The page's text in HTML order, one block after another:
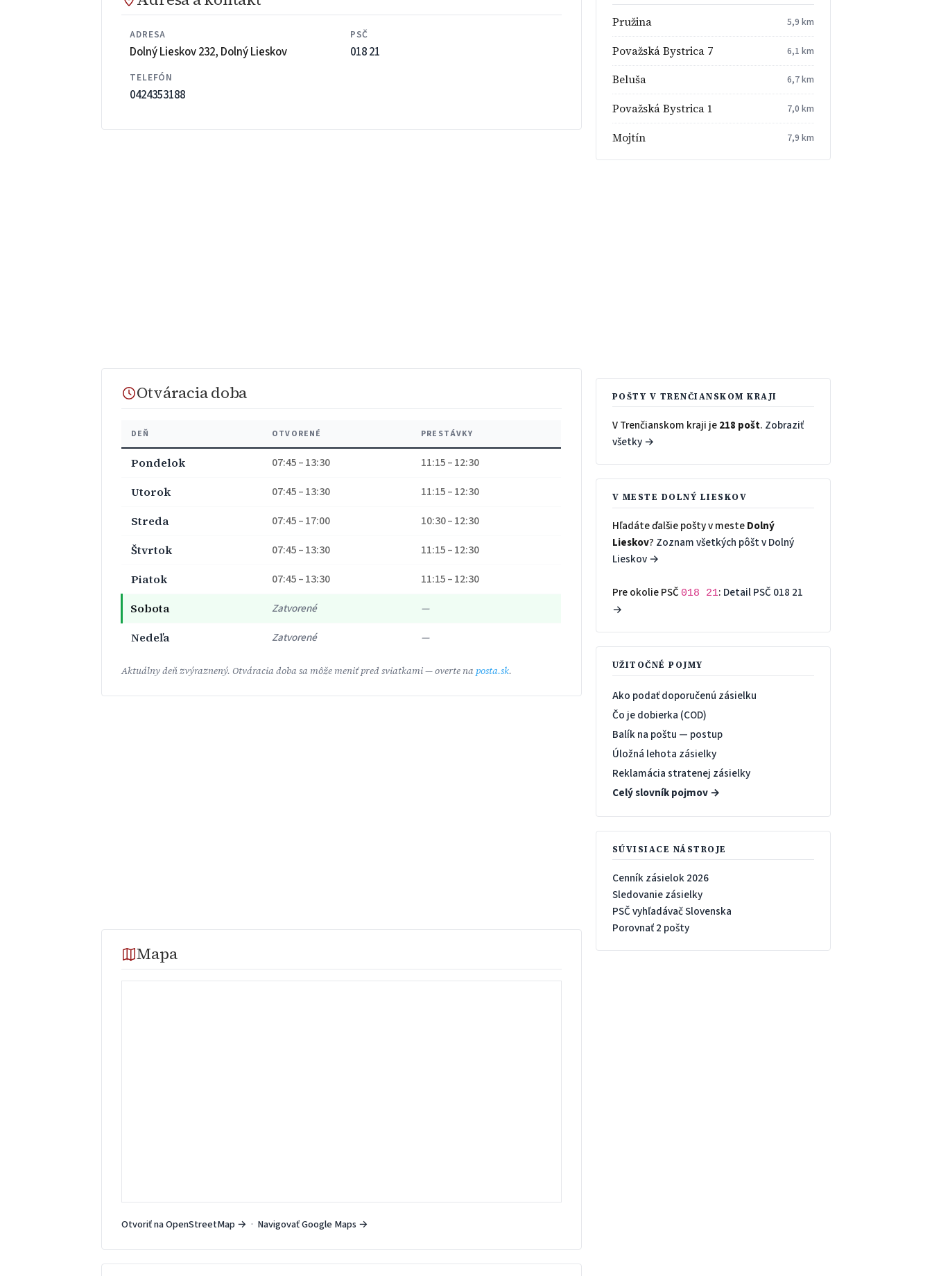
ADRESA
Dolný Lieskov 232, Dolný Lieskov
PSČ
018 21
TELEFÓN
0424353188
Otváracia doba
DEŇ OTVORENÉ PRESTÁVKY
Pondelok 07:45 – 13:30
11:15 – 12:30
Utorok
07:45 – 13:30
11:15 – 12:30
Streda
07:45 – 17:00
10:30 – 12:30
Štvrtok
07:45 – 13:30
11:15 – 12:30
Piatok
07:45 – 13:30
11:15 – 12:30
Sobota
Zatvorené
—
Nedeľa
Zatvorené —
Aktuálny deň zvýraznený. Otváracia doba sa môže meniť pred sviatkami — overte na posta.sk.
Mapa
Otvoriť na OpenStreetMap → · Navigovať Google Maps →
Pružina 5,9 km
Považská Bystrica 7 6,1 km
Beluša 6,7 km
Považská Bystrica 1 7,0 km
Mojtín 7,9 km
POŠTY V TRENČIANSKOM KRAJI
V Trenčianskom kraji je218 pošt. Zobraziť
všetky →
V MESTE DOLNÝ LIESKOV
Hľadáte ďalšie pošty v mesteDolný
Lieskov? Zoznam všetkých pôšt v Dolný
Lieskov →
Pre okolie PSČ 018 21: Detail PSČ 018 21
→
UŽITOČNÉ POJMY
Ako podať doporučenú zásielku
Čo je dobierka (COD)
Balík na poštu — postup
Úložná lehota zásielky
Reklamácia stratenej zásielky
Celý slovník pojmov →
SÚVISIACE NÁSTROJE
Cenník zásielok 2026
Sledovanie zásielky
PSČ vyhľadávač Slovenska
Porovnať 2 pošty